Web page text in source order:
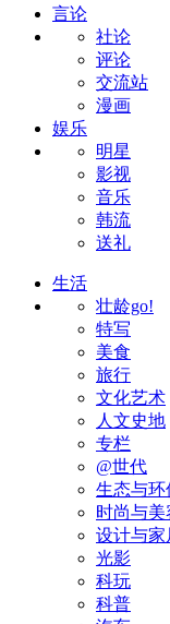
言论
社论
评论
交流站
漫画
娱乐
明星
影视
音乐
韩流
送礼
生活
壮龄go!
特写
美食
旅行
文化艺术
人文史地
专栏
@世代
生态与环
时尚与美
设计与家
光影
科玩
科普